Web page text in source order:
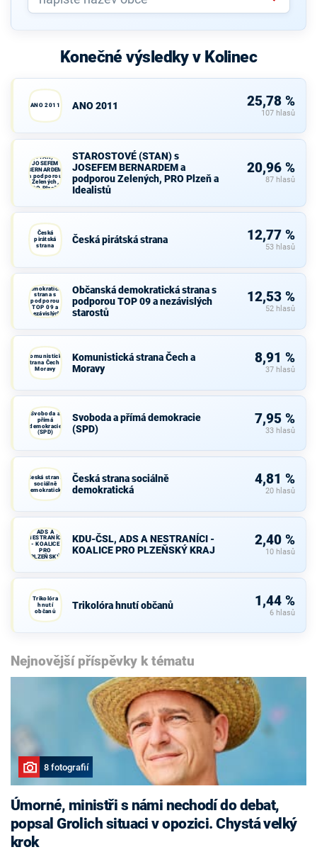
Konečné výsledky v Kolinec
ANO 2011 ANO 2011 25,78 %
107 hlasů
(STAN) s
JOSEFEM
BERNARDEM
a podporou
Zelených,
PRO Plzeň a
STAROSTOVÉ (STAN) s
JOSEFEM BERNARDEM a
podporou Zelených, PRO Plzeň a
Idealistů
20,96 %
87 hlasů
Česká
pirátská
strana
Česká pirátská strana 12,77 %
53 hlasů
demokratická
strana s
podporou
TOP 09 a
nezávislých
starostů
Občanská demokratická strana s
podporou TOP 09 a nezávislých
starostů
12,53 %
52 hlasů
Komunistická
strana Čech a
Moravy
Komunistická strana Čech a
Moravy
8,91 %
37 hlasů
Svoboda a
přímá
demokracie
(SPD)
Svoboda a přímá demokracie
(SPD)
7,95 %
33 hlasů
Česká strana
sociálně
demokratická
Česká strana sociálně
demokratická
4,81 %
20 hlasů
ADS A
NESTRANÍCI
- KOALICE
PRO
PLZEŇSKÝ
KRAJ
KDU-ČSL, ADS A NESTRANÍCI -
KOALICE PRO PLZEŇSKÝ KRAJ
2,40 %
10 hlasů
Trikolóra
hnutí
občanů
Trikolóra hnutí občanů 1,44 %
6 hlasů
Nejnovější příspěvky k tématu
8 fotografií
Úmorné, ministři s námi nechodí do debat,
popsal Grolich situaci v opozici. Chystá velký
krok